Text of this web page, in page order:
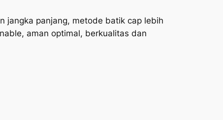
jangka panjang, metode batik cap lebih
aman optimal, berkualitas dan